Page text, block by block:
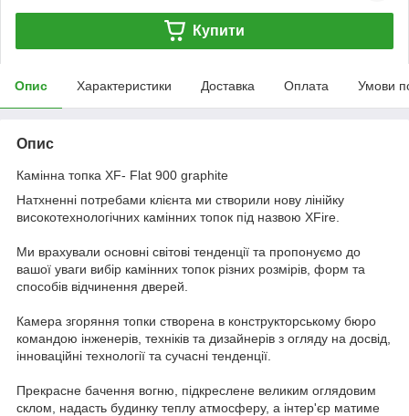
Купити
Опис Характеристики Доставка Оплата Умови
Опис
Камінна топка XF- Flat 900 graphite
Натхненні потребами клієнта ми створили нову лінійку
високотехнологічних камінних топок під назвою XFire.
Ми врахували основні світові тенденції та пропонуємо до
вашої уваги вибір камінних топок різних розмірів, форм та
способів відчинення дверей. ⠀
Камера згоряння топки створена в конструкторському бюро
командою інженерів, техніків та дизайнерів з огляду на досвід,
інноваційні технології та сучасні тенденції. ⠀
Прекрасне бачення вогню, підкреслене великим оглядовим
склом, надасть будинку теплу атмосферу, а інтер'єр матиме